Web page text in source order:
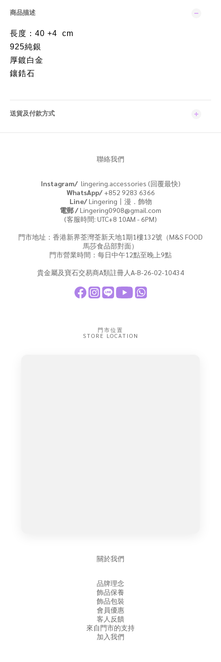
商品描述
長度：40 +4 cm
925純銀
厚鍍白金
鑲鋯石
送貨及付款方式
聯絡我們
Instagram/ lingering.accessories (回覆最快)
WhatsApp/+852 9283 6366
Line/Lingering丨漫．飾物
電郵 /Lingering0908@gmail.com
(客服時間: UTC+8 10AM - 6PM)
門市地址：香港新界荃灣荃新天地1期1樓132號（M&S FOOD
馬莎食品部對面）
門市營業時間：每日中午12點至晚上9點
貴金屬及寶石交易商A類註冊人A-B-26-02-10434
門市位置
STORE LOCATION
關於我們
品牌理念
飾品保養
飾品包裝
會員優惠
客人反饋
來自門市的支持
加入我們